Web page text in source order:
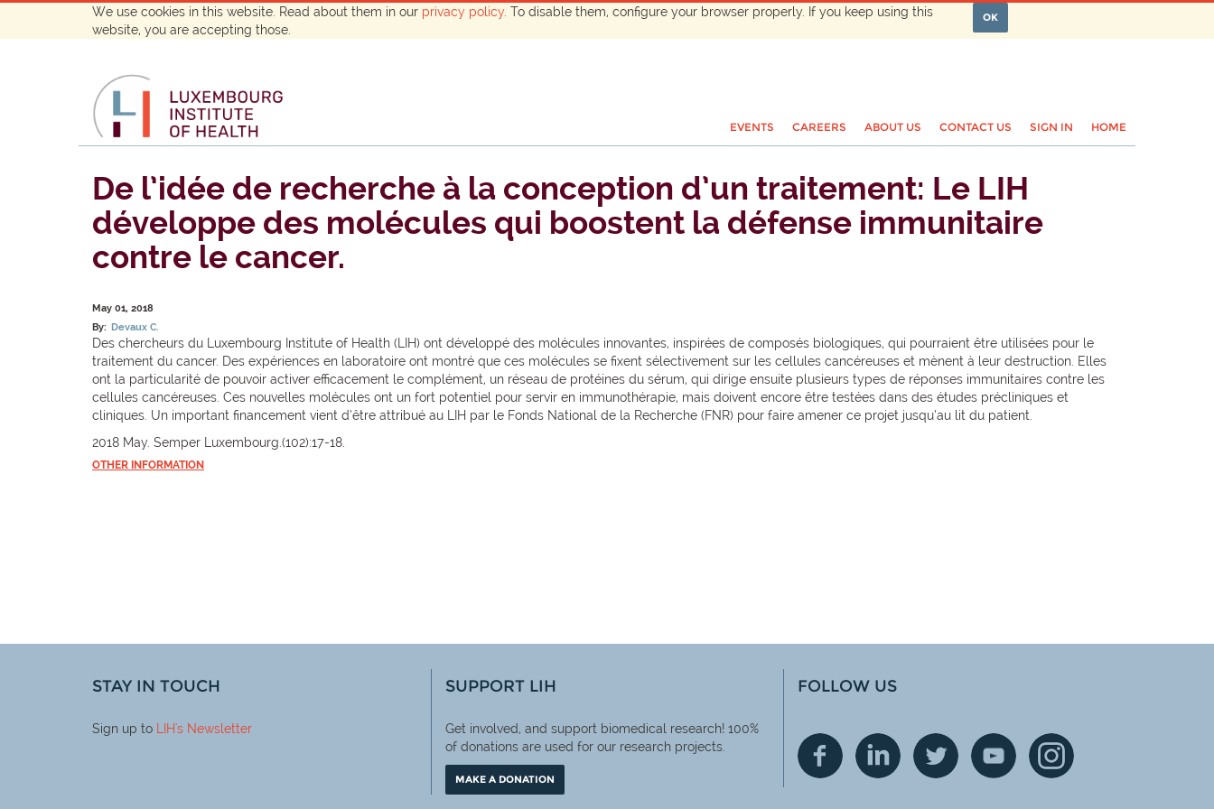
We use cookies in this website. Read about them in our privacy policy . To disable them, configure your browser properly. If you keep using this
website, you are accepting those.
OK
EVENTS CAREERS ABOUT US CONTACT US SIGN IN HOME
De l’idée de recherche à la conception d’un traitement: Le LIH
développe des molécules qui boostent la défense immunitaire
contre le cancer.
May 01, 2018
By: Devaux C.
Des chercheurs du Luxembourg Institute of Health (LIH) ont développé des molécules innovantes, inspirées de composés biologiques, qui pourraient être utilisées pour le
traitement du cancer. Des expériences en laboratoire ont montré que ces molécules se fixent sélectivement sur les cellules cancéreuses et mènent à leur destruction. Elles
ont la particularité de pouvoir activer efficacement le complément, un réseau de protéines du sérum, qui dirige ensuite plusieurs types de réponses immunitaires contre les
cellules cancéreuses. Ces nouvelles molécules ont un fort potentiel pour servir en immunothérapie, mais doivent encore être testées dans des études précliniques et
cliniques. Un important financement vient d’être attribué au LIH par le Fonds National de la Recherche (FNR) pour faire amener ce projet jusqu’au lit du patient.
2018 May. Semper Luxembourg.(102):17-18.
OTHER INFORMATION
STAY IN TOUCH
Sign up to LIH's Newsletter
SUPPORT LIH
Get involved, and support biomedical research! 100%
of donations are used for our research projects.
MAKE A DONATION
FOLLOW US